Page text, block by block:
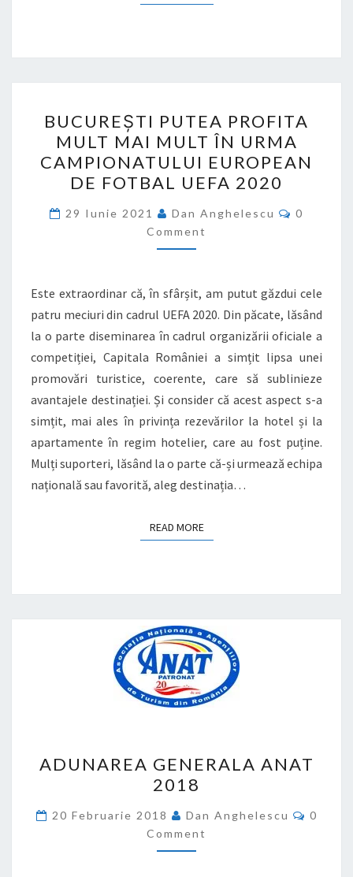
PUTEA
PROFITA
MULT
MAI
MULT
ÎN
URMA
EUROPEAN
DE
FOTBAL
UEFA
2020
BUCUREȘTI PUTEA PROFITA
MULT MAI MULT ÎN URMA
CAMPIONATULUI EUROPEAN
DE FOTBAL UEFA 2020
29 Iunie 2021 Dan Anghelescu
0
Comment
Este extraordinar că, în sfârșit, am putut găzdui cele
patru meciuri din cadrul UEFA 2020. Din păcate, lăsând
la o parte diseminarea în cadrul organizării oficiale a
competiției, Capitala României a simțit lipsa unei
promovări turistice, coerente, care să sublinieze
avantajele destinației. Și consider că acest aspect s-a
simțit, mai ales în privința rezevărilor la hotel și la
apartamente în regim hotelier, care au fost puține.
Mulți suporteri, lăsând la o parte că-și urmează echipa
națională sau favorită, aleg destinația…
READ MOREREAD MORE
GENERALA
ANAT
2018
ADUNAREA GENERALA ANAT
2018
20 Februarie 2018 Dan Anghelescu
0
Comment